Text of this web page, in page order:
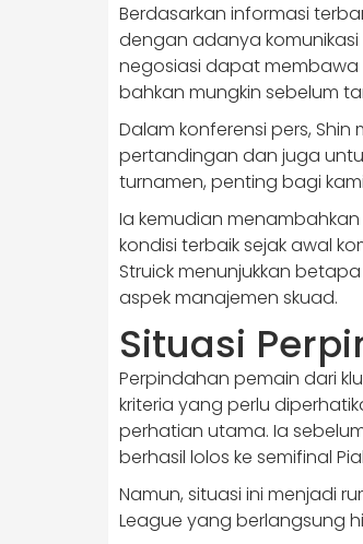
Berdasarkan informasi
dengan adanya komunikasi
negosiasi dapat membawa
bahkan mungkin sebelum
Dalam konferensi pers,
pertandingan dan juga
turnamen, penting bagi
Ia kemudian
kondisi terbaik sejak awal
Struick menunjukkan
aspek manajemen skuad.
Situasi
Perpindahan pemain dari
kriteria yang perlu
perhatian utama. Ia
berhasil lolos ke semifinal
Namun, situasi ini menjadi
League yang berlangsung